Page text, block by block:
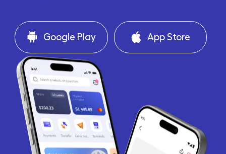
Google Play App Store